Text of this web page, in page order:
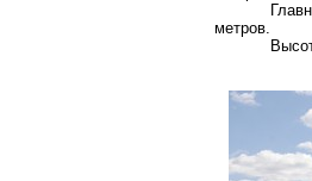
метров.